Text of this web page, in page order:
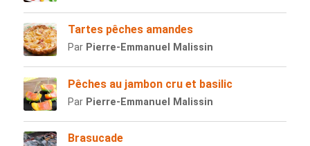
Tartes pêches amandes
Par Pierre-Emmanuel Malissin
Pêches au jambon cru et basilic
Par Pierre-Emmanuel Malissin
Brasucade